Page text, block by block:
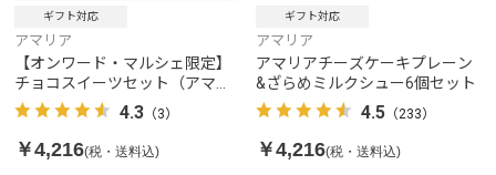
ギフト対応
アマリア
【オンワード・マルシェ限定】
チョコスイーツセット（アマリ
ア生ショコラ＆ざらめシューチ
ョコ）
4.3 （3）
￥4,216(税・送料込)
ギフト対応
アマリア
アマリアチーズケーキプレーン
&ざらめミルクシュー6個セット
4.5（233）
￥4,216(税・送料込)